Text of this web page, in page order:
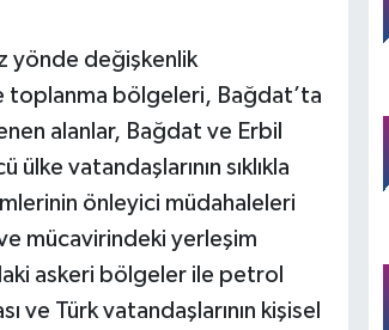
yönde değişkenlik
toplanma bölgeleri, Bağdat’ta
alanlar, Bağdat ve Erbil
vatandaşlarının sıklıkla
önleyici müdahaleleri
mücavirindeki yerleşim
askeri bölgeler ile petrol
ve Türk vatandaşlarının kişisel